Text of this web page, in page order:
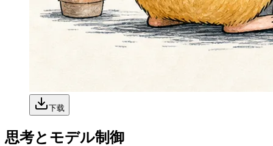
下载
思考とモデル制御